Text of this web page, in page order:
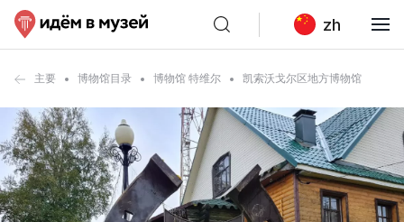
zh
主要 博物馆目录 博物馆 特维尔 凯索沃戈尔区地方博物馆